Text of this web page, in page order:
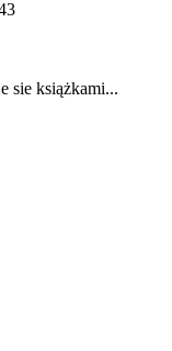
sie książkami...